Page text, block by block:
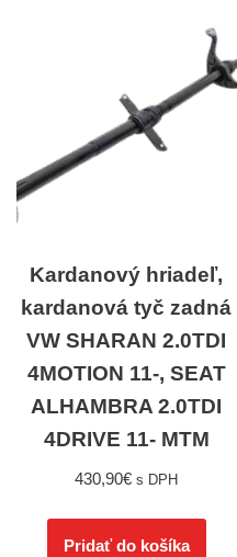
Kardanový hriadeľ,
kardanová tyč zadná
VW SHARAN 2.0TDI
4MOTION 11-, SEAT
ALHAMBRA 2.0TDI
4DRIVE 11- MTM
430,90€ s DPH
Pridať do košíka